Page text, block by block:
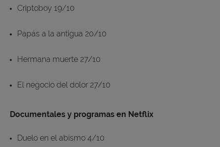
Criptoboy 19/10
Papás a la antigua 20/10
Hermana muerte 27/10
El negocio del dolor 27/10
Documentales y programas en Netflix
Duelo en el abismo 4/10